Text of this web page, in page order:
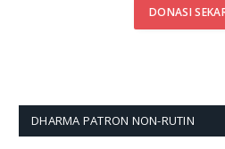
DONASI
DHARMA PATRON NON-RUTIN